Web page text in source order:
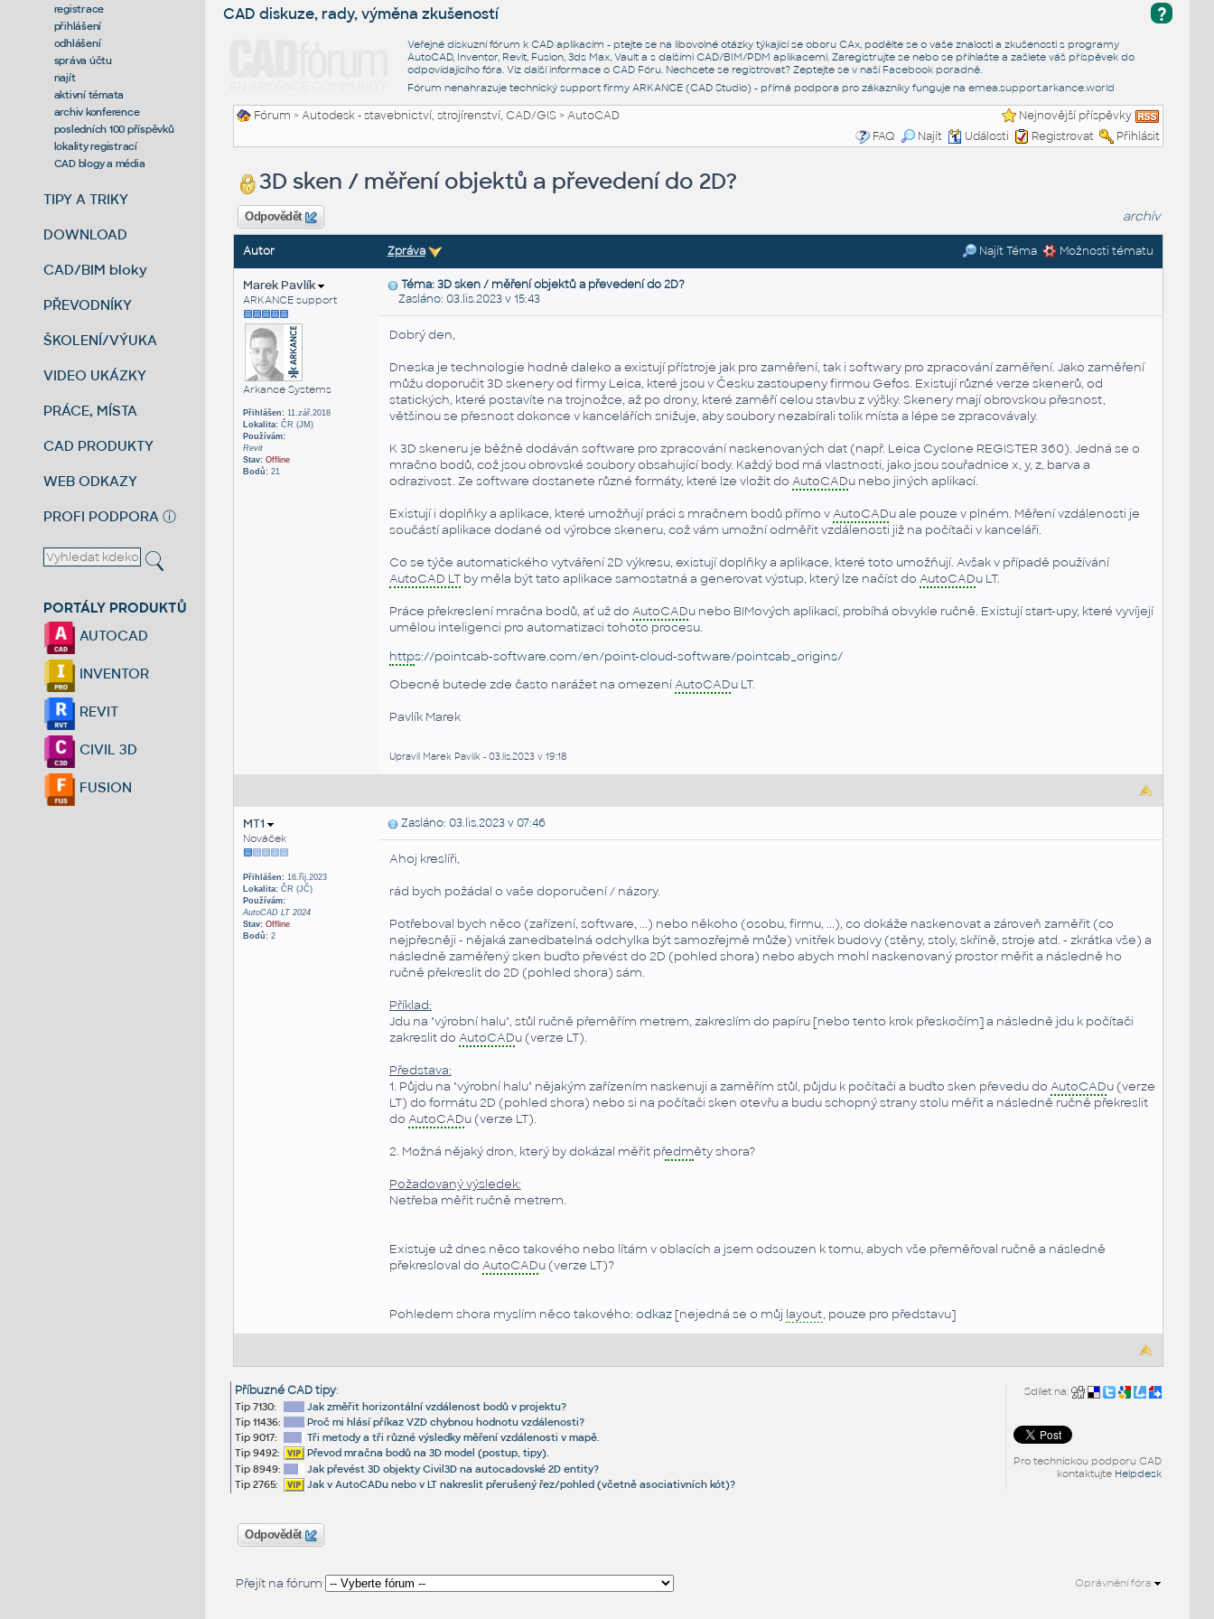
registrace
přihlášení
odhlášení
správa účtu
najít
aktivní témata
archiv konference
posledních 100 příspěvků
lokality registrací
CAD blogy a média
TIPY A TRIKY
DOWNLOAD
CAD/BIM bloky
PŘEVODNÍKY
ŠKOLENÍ/VÝUKA
VIDEO UKÁZKY
PRÁCE, MÍSTA
CAD PRODUKTY
WEB ODKAZY
PROFI PODPORA ⓘ
PORTÁLY PRODUKTŮ
AUTOCAD
INVENTOR
REVIT
CIVIL 3D
FUSION
?
CAD diskuze, rady, výměna zkušeností
Veřejné diskuzní fórum k CAD aplikacím - ptejte se na libovolné otázky týkající se oboru CAx, podělte se o vaše znalosti a zkušenosti s programy
AutoCAD, Inventor, Revit, Fusion, 3ds Max, Vault a s dalšími CAD/BIM/PDM aplikacemi. Zaregistrujte se nebo se přihlašte a zašlete váš příspěvek do
odpovídajícího fóra. Viz další informace o CAD Fóru. Nechcete se registrovat? Zeptejte se v naší Facebook poradně.
Fórum nenahrazuje technický support firmy ARKANCE (CAD Studio) - přímá podpora pro zákazníky funguje na emea.support.arkance.world
Fórum >Autodesk - stavebnictví, strojírenství, CAD/GIS>AutoCAD
Nejnovější příspěvky
FAQ
Najít Události Registrovat Přihlásit
3D sken / měření objektů a převedení do 2D?
Odpovědět archiv
Autor Zpráva Najít Téma Možnosti tématu
Marek Pavlík
ARKANCE support
Arkance Systems
Přihlášen:11.zář.2018
Lokalita:ČR (JM)
Používám:
Revit
Stav: Offline
Bodů:21
Téma: 3D sken / měření objektů a převedení do 2D?
Zasláno: 03.lis.2023 v 15:43
Dobrý den,
Dneska je technologie hodně daleko a existují přístroje jak pro zaměření, tak i softwary pro zpracování zaměření. Jako zaměření
můžu doporučit 3D skenery od firmy Leica, které jsou v Česku zastoupeny firmou Gefos. Existují různé verze skenerů, od
statických, které postavíte na trojnožce, až po drony, které zaměří celou stavbu z výšky. Skenery mají obrovskou přesnost,
většinou se přesnost dokonce v kancelářích snižuje, aby soubory nezabírali tolik místa a lépe se zpracovávaly.
K 3D skeneru je běžně dodáván software pro zpracování naskenovaných dat (např. Leica Cyclone REGISTER 360). Jedná se o
mračno bodů, což jsou obrovské soubory obsahující body. Každý bod má vlastnosti, jako jsou souřadnice x, y, z, barva a
odrazivost. Ze software dostanete různé formáty, které lze vložit do AutoCADu nebo jiných aplikací.
Existují i doplňky a aplikace, které umožňují práci s mračnem bodů přímo vAutoCADu ale pouze v plném. Měření vzdálenosti je
součástí aplikace dodané od výrobce skeneru, což vám umožní odměřit vzdálenosti již na počítači v kanceláři.
Co se týče automatického vytváření 2D výkresu, existují doplňky a aplikace, které toto umožňují. Avšak v případě používání
AutoCAD LTby měla být tato aplikace samostatná a generovat výstup, který lze načíst do AutoCADu LT.
Práce překreslení mračna bodů, ať už do AutoCADu nebo BIMových aplikací, probíhá obvykle ručně. Existují start-upy, které vyvíjejí
umělou inteligenci pro automatizaci tohoto procesu.
https://pointcab-software.com/en/point-cloud-software/pointcab_origins/
Obecně butede zde často narážet na omezeníAutoCADu LT.
Pavlík Marek
Upravil Marek Pavlík - 03.lis.2023 v 19:18
MT1
Nováček
Přihlášen:16.říj.2023
Lokalita:ČR (JČ)
Používám:
AutoCAD LT 2024
Stav: Offline
Bodů:2
Zasláno: 03.lis.2023 v 07:46
Ahoj kreslíři,
rád bych požádal o vaše doporučení / názory.
Potřeboval bych něco (zařízení, software, ...) nebo někoho (osobu, firmu, ...), co dokáže naskenovat a zároveň zaměřit (co
nejpřesněji - nějaká zanedbatelná odchylka být samozřejmě může) vnitřek budovy (stěny, stoly, skříně, stroje atd. - zkrátka vše) a
následně zaměřený sken buďto převést do 2D (pohled shora) nebo abych mohl naskenovaný prostor měřit a následně ho
ručně překreslit do 2D (pohled shora) sám.
Příklad:
Jdu na "výrobní halu", stůl ručně přeměřím metrem, zakreslím do papíru [nebo tento krok přeskočím] a následně jdu k počítači
zakreslit do AutoCADu (verze LT).
Představa:
1. Půjdu na "výrobní halu" nějakým zařízením naskenuji a zaměřím stůl, půjdu k počítači a buďto sken převedu do AutoCADu (verze
LT) do formátu 2D (pohled shora) nebo si na počítači sken otevřu a budu schopný strany stolu měřit a následně ručně překreslit
do AutoCADu (verze LT).
2. Možná nějaký dron, který by dokázal měřit předměty shora?
Požadovaný výsledek:
Netřeba měřit ručně metrem.
Existuje už dnes něco takového nebo lítám v oblacích a jsem odsouzen k tomu, abych vše přeměřoval ručně a následně
překresloval do AutoCADu (verze LT)?
Pohledem shora myslím něco takového: odkaz[nejedná se o můj layout, pouze pro představu]
Sdílet na:
Pro technickou podporu CAD
kontaktujte Helpdesk
Příbuzné CAD tipy:
Tip 7130:
Jak změřit horizontální vzdálenost bodů v projektu?
Tip 11436:
Proč mi hlásí příkaz VZD chybnou hodnotu vzdálenosti?
Tip 9017:
Tři metody a tři různé výsledky měření vzdálenosti v mapě.
Tip 9492:
Převod mračna bodů na 3D model (postup, tipy).
Tip 8949:
Jak převést 3D objekty Civil3D na autocadovské 2D entity?
Tip 2765:
Jak v AutoCADu nebo v LT nakreslit přerušený řez/pohled (včetně asociativních kót)?
Odpovědět
Přejít na fórum Oprávnění fóra